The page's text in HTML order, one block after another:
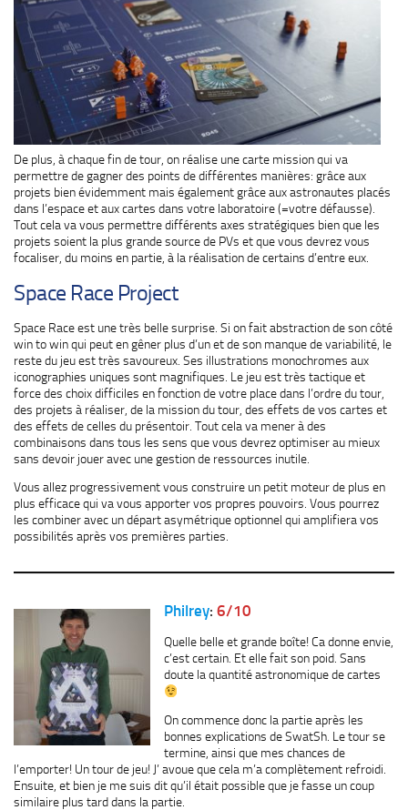
De plus, à chaque fin de tour, on réalise une carte mission qui va
permettre de gagner des points de différentes manières: grâce aux
projets bien évidemment mais également grâce aux astronautes placés
dans l’espace et aux cartes dans votre laboratoire (=votre défausse).
Tout cela va vous permettre différents axes stratégiques bien que les
projets soient la plus grande source de PVs et que vous devrez vous
focaliser, du moins en partie, à la réalisation de certains d’entre eux.
Space Race Project
Space Race est une très belle surprise. Si on fait abstraction de son côté
win to win qui peut en gêner plus d’un et de son manque de variabilité, le
reste du jeu est très savoureux. Ses illustrations monochromes aux
iconographies uniques sont magnifiques. Le jeu est très tactique et
force des choix difficiles en fonction de votre place dans l’ordre du tour,
des projets à réaliser, de la mission du tour, des effets de vos cartes et
des effets de celles du présentoir. Tout cela va mener à des
combinaisons dans tous les sens que vous devrez optimiser au mieux
sans devoir jouer avec une gestion de ressources inutile.
Vous allez progressivement vous construire un petit moteur de plus en
plus efficace qui va vous apporter vos propres pouvoirs. Vous pourrez
les combiner avec un départ asymétrique optionnel qui amplifiera vos
possibilités après vos premières parties.
Philrey: 6/10
Quelle belle et grande boîte! Ca donne envie,
c’est certain. Et elle fait son poid. Sans
doute la quantité astronomique de cartes
On commence donc la partie après les
bonnes explications de SwatSh. Le tour se
termine, ainsi que mes chances de
l’emporter! Un tour de jeu! J’ avoue que cela m’a complètement refroidi.
Ensuite, et bien je me suis dit qu’il était possible que je fasse un coup
similaire plus tard dans la partie.